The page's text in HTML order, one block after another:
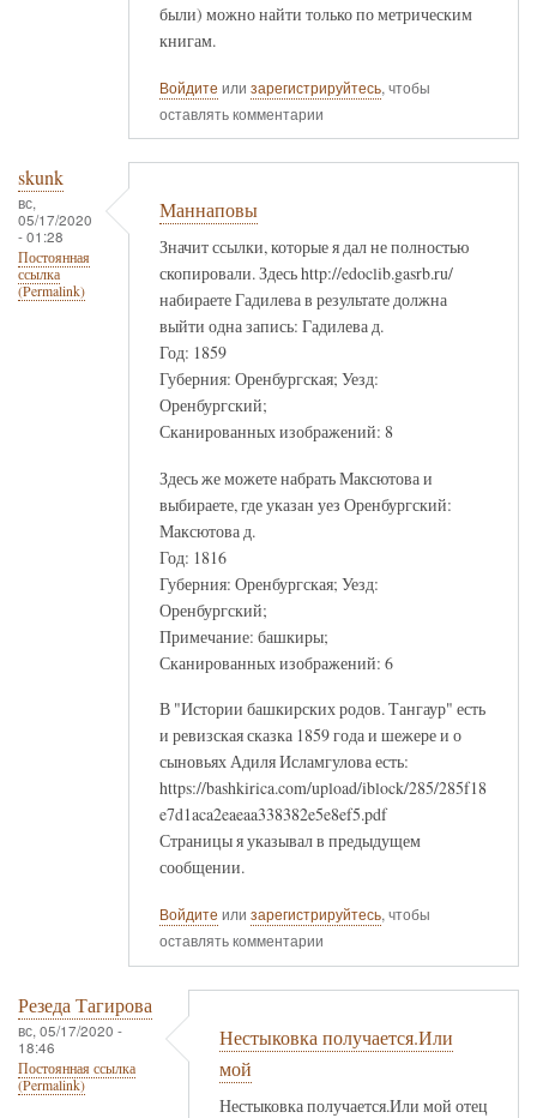
были) можно найти только по метрическим
книгам.
Войдите или зарегистрируйтесь, чтобы
оставлять комментарии
skunk
вс,
05/17/2020
- 01:28
Постоянная
ссылка
(Permalink)
Маннаповы
Значит ссылки, которые я дал не полностью
скопировали. Здесь http://edoclib.gasrb.ru/
набираете Гадилева в результате должна
выйти одна запись: Гадилева д.
Год: 1859
Губерния: Оренбургская; Уезд:
Оренбургский;
Сканированных изображений: 8
Здесь же можете набрать Максютова и
выбираете, где указан уез Оренбургский:
Максютова д.
Год: 1816
Губерния: Оренбургская; Уезд:
Оренбургский;
Примечание: башкиры;
Сканированных изображений: 6
В "Истории башкирских родов. Тангаур" есть
и ревизская сказка 1859 года и шежере и о
сыновьях Адиля Исламгулова есть:
https://bashkirica.com/upload/iblock/285/285f18
e7d1aca2eaeaa338382e5e8ef5.pdf
Страницы я указывал в предыдущем
сообщении.
Войдите или зарегистрируйтесь, чтобы
оставлять комментарии
Резеда Тагирова
вс, 05/17/2020 -
18:46
Постоянная ссылка
(Permalink)
Нестыковка получается.Или
мой
Нестыковка получается.Или мой отец